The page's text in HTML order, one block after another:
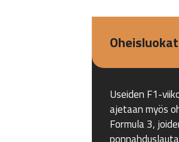
Oheisluokat
Useiden F1-
ajetaan myös
Formula 3,